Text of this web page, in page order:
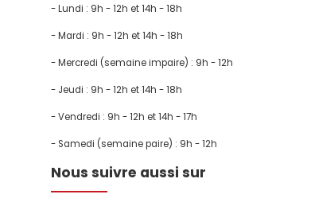
- Lundi : 9h - 12h et 14h - 18h
- Mardi : 9h - 12h et 14h - 18h
- Mercredi (semaine impaire) : 9h - 12h
- Jeudi : 9h - 12h et 14h - 18h
- Vendredi : 9h - 12h et 14h - 17h
- Samedi (semaine paire) : 9h - 12h
Nous suivre aussi sur